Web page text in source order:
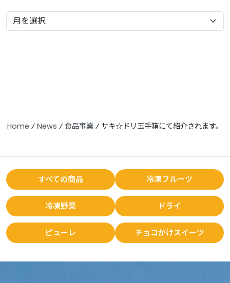
Home ⁄ News ⁄ 食品事業 ⁄ サキ☆ドリ玉手箱にて紹介されます。
すべての商品 冷凍フルーツ
冷凍野菜 ドライ
ピューレ チョコがけスイーツ